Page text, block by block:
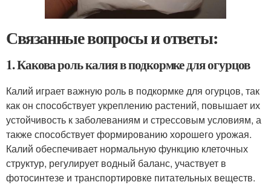
Связанные вопросы и ответы:
1. Какова роль калия в подкормке для огурцов
Калий играет важную роль в подкормке для огурцов, так
как он способствует укреплению растений, повышает их
устойчивость к заболеваниям и стрессовым условиям, а
также способствует формированию хорошего урожая.
Калий обеспечивает нормальную функцию клеточных
структур, регулирует водный баланс, участвует в
фотосинтезе и транспортировке питательных веществ.